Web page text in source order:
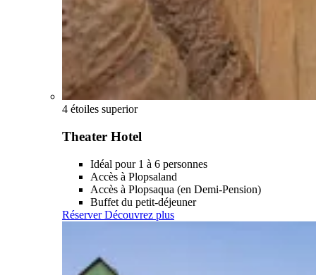
4 étoiles superior
Theater Hotel
Idéal pour 1 à 6 personnes
Accès à Plopsaland
Accès à Plopsaqua (en Demi-Pension)
Buffet du petit-déjeuner
Réserver Découvrez plus